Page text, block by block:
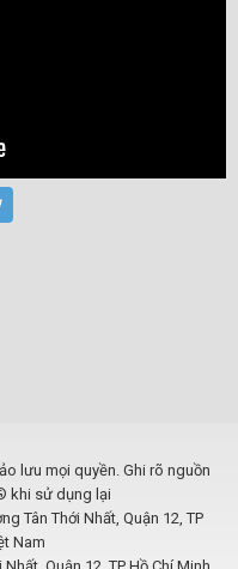
lưu mọi quyền. Ghi rõ nguồn
khi sử dụng lại
Tân Thới Nhất, Quận 12, TP
Nam